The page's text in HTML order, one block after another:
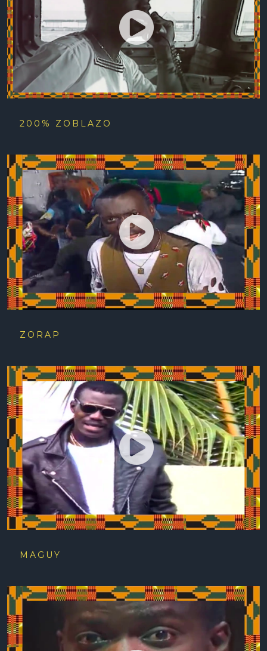
200% ZOBLAZO
ZORAP
MAGUY